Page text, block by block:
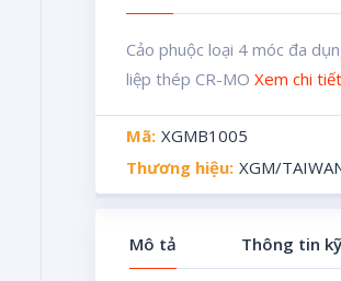
Cảo phuộc loại 4 móc đa
liệp thép CR-MOXem chi tiết
Mã: XGMB1005
Thương hiệu: XGM/
Mô tả Thông tin